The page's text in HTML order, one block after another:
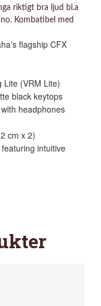
riktigt bra ljud bl.a
Kombatibel med
flagship CFX
Lite (VRM Lite)
black keytops
headphones
cm x 2)
intuitive